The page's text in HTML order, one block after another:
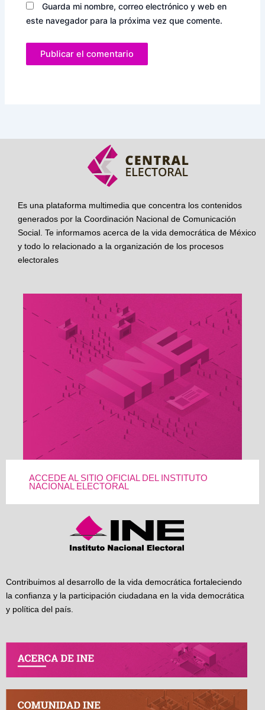
Guarda mi nombre, correo electrónico y web en
este navegador para la próxima vez que comente.
Es una plataforma multimedia que concentra los contenidos
generados por la Coordinación Nacional de Comunicación
Social. Te informamos acerca de la vida democrática de México
y todo lo relacionado a la organización de los procesos
electorales
ACCEDE AL SITIO OFICIAL DEL INSTITUTO
NACIONAL ELECTORAL
Contribuimos al desarrollo de la vida democrática fortaleciendo
la confianza y la participación ciudadana en la vida democrática
y política del país.